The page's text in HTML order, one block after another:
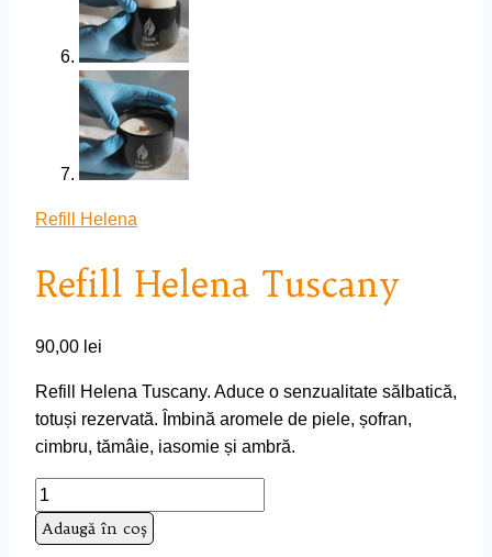
Refill Helena
Refill Helena Tuscany
90,00 lei
Refill Helena Tuscany. Aduce o senzualitate sălbatică,
totuși rezervată. Îmbină aromele de piele, șofran,
cimbru, tămâie, iasomie și ambră.
Cantitate
Refill
Helena
Adaugă în coș